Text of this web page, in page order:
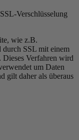
Verschlüsselung
wie z.B.
durch SSL mit einem
Dieses Verfahren wird
um Daten
gilt daher als überaus